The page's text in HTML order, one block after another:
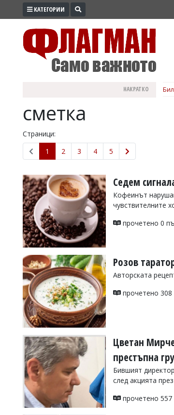
ПРОМО
ЗДРАВЕ
ПОЛИТИКА
ОБЩИНИ
ОБЩЕСТВО
ЛАЙФСТАЙЛ
ВОЙНАТА
УКРАЙНА
СПОРТ
РАЗСЛЕДВАНЕ
БИЗНЕС
Управители:
Веселин
Василев,
v.vasilev@flagman.bg
Касабова,
k.kassabova@flagman.bg
Главен
редактор:
Колев,
КАТЕГОРИИ
НАКРАТКО
сметка
Страници:
1
2 3 4 5
Седем
Кофеинът
чувствителните
прочетено 0
Розов
Авторската
прочетено 308
Цветан
престъпна
Бившият
след акцията
прочетено 557